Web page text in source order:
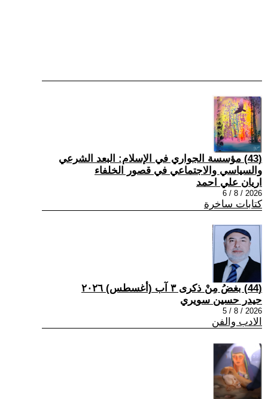
(43) مؤسسة الجواري في الإسلام: البعد الشرعي
والسياسي والاجتماعي في قصور الخلفاء
اريان علي احمد
2026 / 8 / 6
كتابات ساخرة
(44) بغضُ مِنْ ذكرى ٣ آب (أغسطس) ٢٠٢٦
حيدر حسين سويري
2026 / 8 / 5
الادب والفن